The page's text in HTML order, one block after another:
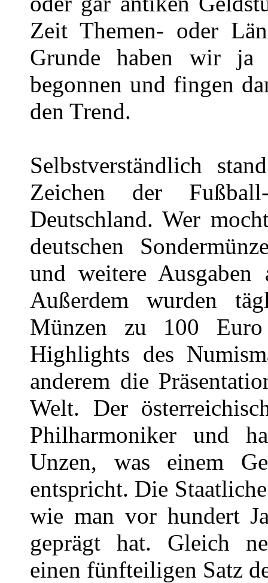
Zeit Themen- oder
Grunde haben wir ja
begonnen und fingen
den Trend.
Selbstverständlich
Zeichen der
Deutschland. Wer
deutschen
und weitere Ausgaben
Außerdem wurden
Münzen zu 100
Highlights des
anderem die
Welt. Der
Philharmoniker und
Unzen, was einem
entspricht. Die
wie man vor hundert
geprägt hat. Gleich
einen fünfteiligen Satz